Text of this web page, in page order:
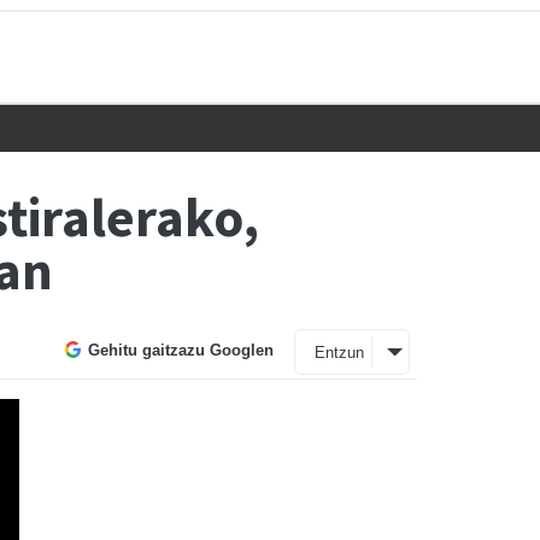
Gehitu gaitzazu Googlen Entzun